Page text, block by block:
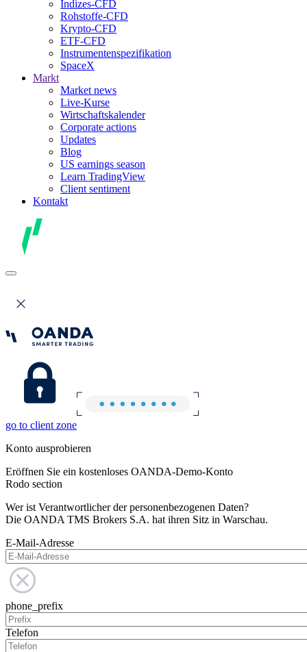
Indizes-CFD
Rohstoffe-CFD
Krypto-CFD
ETF-CFD
Instrumentenspezifikation
SpaceX
Markt
Market news
Live-Kurse
Wirtschaftskalender
Corporate actions
Updates
Blog
US earnings season
Learn TradingView
Client sentiment
Kontakt
go to client zone
Konto ausprobieren
Eröffnen Sie ein kostenloses OANDA-Demo-Konto
Rodo section
Wer ist Verantwortlicher der personenbezogenen Daten?
Die OANDA TMS Brokers S.A. hat ihren Sitz in Warschau.
E-Mail-Adresse
phone_prefix
Telefon